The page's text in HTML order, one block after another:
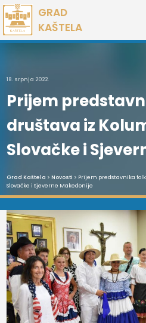
Preskoči
na
sadržaj
GRAD
KAŠTELA
18. srpnja 2022.
Prijem
društava iz
Slovačke i
Grad Kaštela > Novosti > Prijem predstavnika
Slovačke i Sjeverne Makedonije